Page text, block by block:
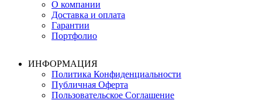
О компании
Доставка и оплата
Гарантии
Портфолио
ИНФОРМАЦИЯ
Политика Конфиденциальности
Публичная Оферта
Пользовательское Соглашение